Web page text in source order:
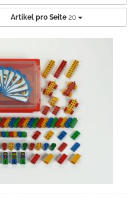
Artikel pro Seite 20